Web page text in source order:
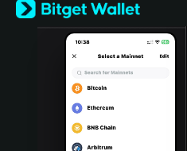
Türkçe
Italiano
Português (Portugal)
Bahasa Indonesia